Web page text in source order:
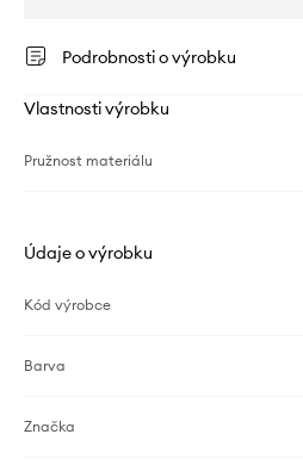
Podrobnosti o výrobku
Vlastnosti výrobku
Pružnost materiálu
Údaje o výrobku
Kód výrobce
Barva
Značka